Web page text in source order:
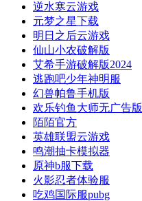
逆水寒云游戏
元梦之星下载
明日之后云游戏
仙山小农破解版
艾希手游破解版2024
逃跑吧少年神明服
幻兽帕鲁手机版
欢乐钓鱼大师无广告版
陌陌官方
英雄联盟云游戏
鸣潮抽卡模拟器
原神b服下载
火影忍者体验服
吃鸡国际服pubg